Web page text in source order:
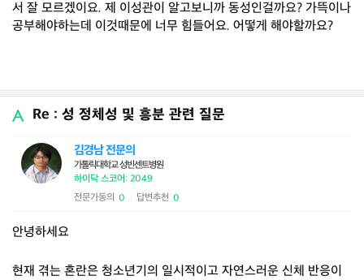
서 잘 모르겠이요. 제 이성관이 알고보니까 동성인걸까요? 가뜩이나
공부해야하는데 이것때문에 너무 힘들어요. 어떻게 해야할까요?
Re : 성 정체성 및 흥분 관련 질문
김경남 전문의
가톨릭대학교 성빈센트병원
하이닥 스코어: 2049
전문가동의 0 답변추천 0
안녕하세요
현재 겪는 혼란은 청소년기의 일시적이고 자연스러운 신체 반응이